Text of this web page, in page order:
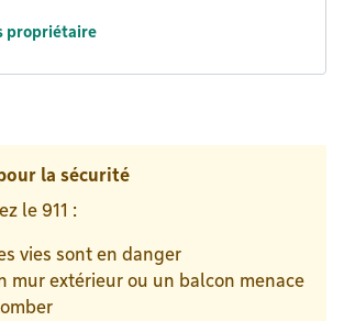
propriétaire
la sécurité
le 911 :
vies sont en danger
mur extérieur ou un balcon menace